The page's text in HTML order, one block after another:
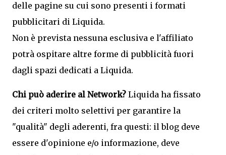
delle pagine su cui sono presenti i formati
pubblicitari di Liquida.
Non è prevista nessuna esclusiva e l'affiliato
potrà ospitare altre forme di pubblicità fuori
dagli spazi dedicati a Liquida.
Chi può aderire al Network? Liquida ha fissato
dei criteri molto selettivi per garantire la
"qualità" degli aderenti, fra questi: il blog deve
essere d'opinione e/o informazione, deve